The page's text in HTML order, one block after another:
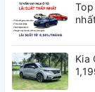
Kia